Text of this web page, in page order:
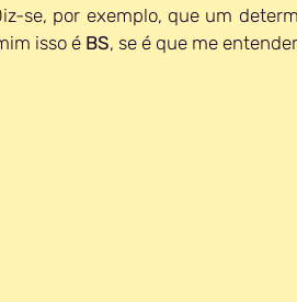
se, por exemplo, que um
isso é BS, se é que me